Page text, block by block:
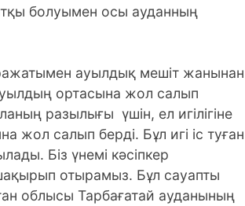
болуымен осы ауданның
ауылдық мешіт жанынан
ортасына жол салып
разылығы үшін, ел игілігіне
жол салып берді. Бұл игі іс туған
Біз үнемі кәсіпкер
отырамыз. Бұл сауапты
облысы Тарбағатай ауданының